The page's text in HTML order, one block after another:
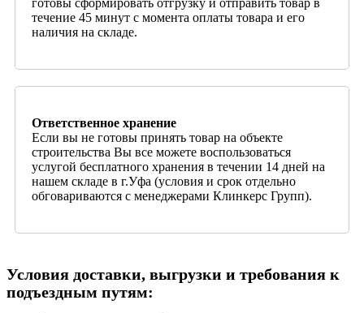
течение 45 минут с момента оплаты товара и его
наличия на складе.
Ответственное хранение
Если вы не готовы принять товар на объекте
строительства Вы все можете воспользоваться
услугой бесплатного хранения в течении 14 дней на
нашем складе в г.Уфа (условия и срок отдельно
обговариваются с менеджерами Клинкерс Групп).
Условия доставки, выгрузки и требования к
подъездным путям: